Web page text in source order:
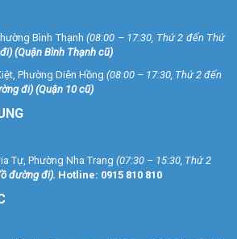
Bình Thạnh (08:00 – 17:30, Thứ 2 đến Thứ
) (Quận Bình Thạnh cũ)
Phường Diên Hồng (08:00 – 17:30, Thứ 2 đến
đi) (Quận 10 cũ)
Tự, Phường Nha Trang (07:30 – 15:30, Thứ 2
đường đi). Hotline: 0915 810 810